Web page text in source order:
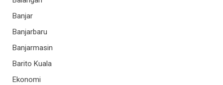
Banjar
Banjarbaru
Banjarmasin
Barito Kuala
Ekonomi